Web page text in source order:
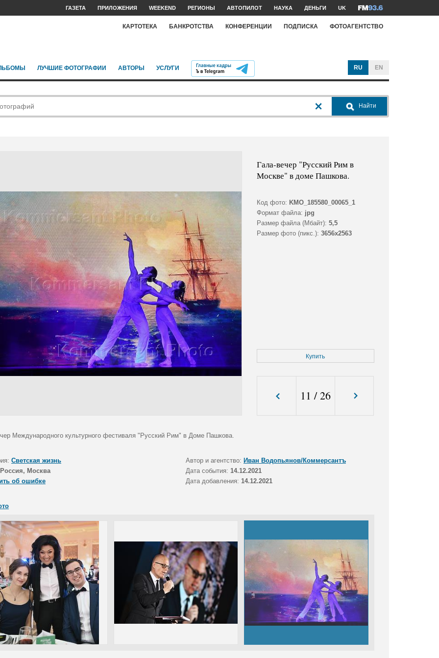
ГАЗЕТА ПРИЛОЖЕНИЯ WEEKEND РЕГИОНЫ АВТОПИЛОТ НАУКА ДЕНЬГИ UK
КАРТОТЕКА БАНКРОТСТВА КОНФЕРЕНЦИИ ПОДПИСКА ФОТОАГЕНТСТВО
ЛУЧШИЕ ФОТОГРАФИИ АВТОРЫ УСЛУГИ RU EN
Найти
Гала-вечер "Русский Рим в
Москве" в доме Пашкова.
Код фото: KMO_185580_00065_1
Формат файла: jpg
Размер файла (Мбайт): 5,5
Размер фото (пикс.): 3656x2563
Купить
11 /26
Международного культурного фестиваля "Русский Рим" в Доме Пашкова.
Светская жизнь Автор и агентство: Иван Водопьянов/Коммерсантъ
Россия, Москва Дата события: 14.12.2021
об ошибке
Дата добавления: 14.12.2021